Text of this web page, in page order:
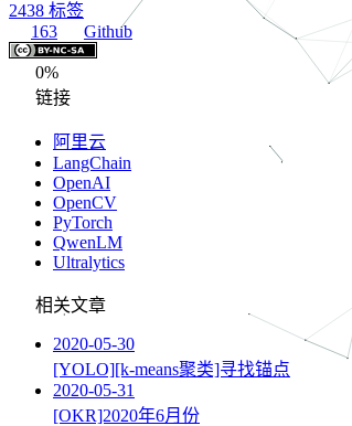
2438 标签
163
Github
0%
链接
阿里云
LangChain
OpenAI
OpenCV
PyTorch
QwenLM
Ultralytics
相关文章
2020-05-30
[YOLO][k-means聚类]寻找锚点
2020-05-31
[OKR]2020年6月份